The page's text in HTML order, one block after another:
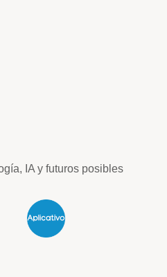
IA y futuros posibles